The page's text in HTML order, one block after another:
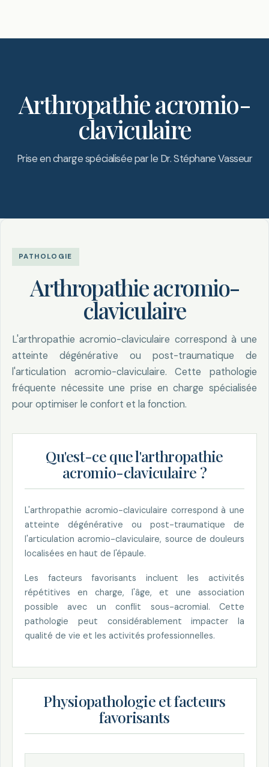
Arthropathie acromio-
claviculaire
Prise en charge spécialisée par le Dr. Stéphane Vasseur
PATHOLOGIE
Arthropathie acromio-
claviculaire
L'arthropathie acromio-claviculaire correspond à une
atteinte dégénérative ou post-traumatique de
l'articulation acromio-claviculaire. Cette pathologie
fréquente nécessite une prise en charge spécialisée
pour optimiser le confort et la fonction.
Qu'est-ce que l'arthropathie
acromio-claviculaire ?
L'arthropathie acromio-claviculaire correspond à une
atteinte dégénérative ou post-traumatique de
l'articulation acromio-claviculaire, source de douleurs
localisées en haut de l'épaule.
Les facteurs favorisants incluent les activités
répétitives en charge, l'âge, et une association
possible avec un conflit sous-acromial. Cette
pathologie peut considérablement impacter la
qualité de vie et les activités professionnelles.
Physiopathologie et facteurs
favorisants